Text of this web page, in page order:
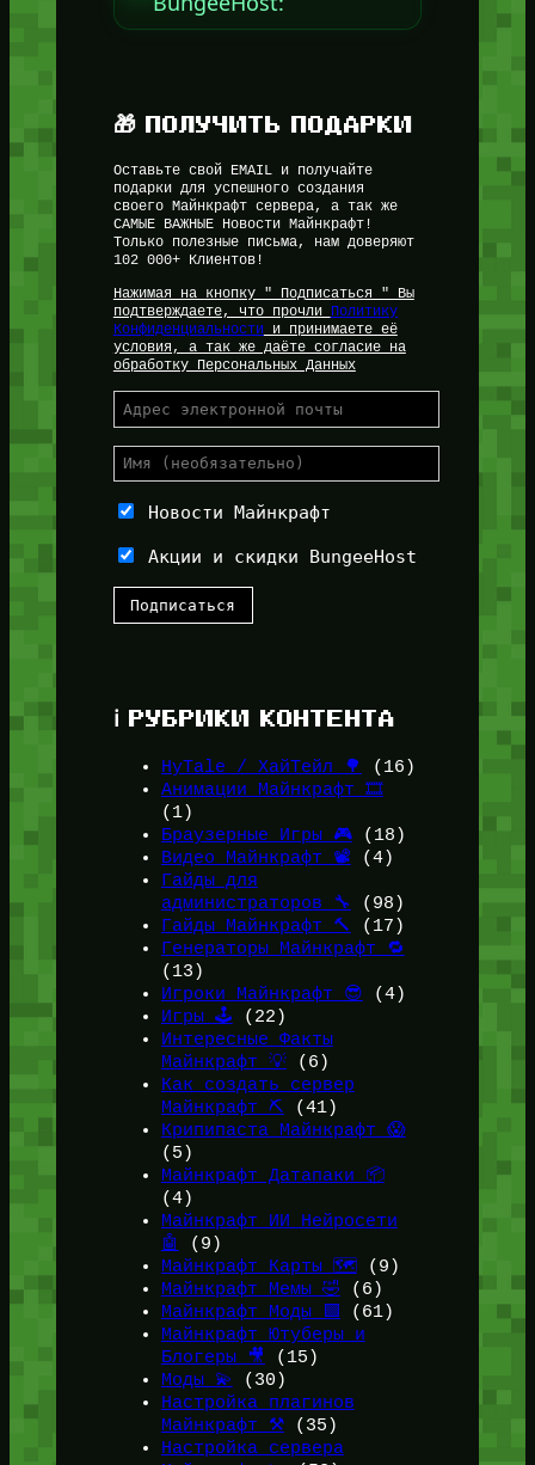
🎁 ПОЛУЧИТЬ ПОДАРКИ
Оставьте свой EMAIL и получайте
подарки для успешного создания
своего Майнкрафт сервера, а так же
САМЫЕ ВАЖНЫЕ Новости Майнкрафт!
Только полезные письма, нам доверяют
102 000+ Клиентов!
Нажимая на кнопку " Подписаться " Вы
подтверждаете, что прочли Политику
Конфиденциальностии принимаете её
условия, а так же даёте согласие на
обработку Персональных Данных
Новости Майнкрафт
Акции и скидки BungeeHost
ℹ️ РУБРИКИ КОНТЕНТА
HyTale / ХайТейл 🌳
(16)
Анимации Майнкрафт 🎞️
(1)
Браузерные Игры 🎮(18)
Видео Майнкрафт 📽️ (4)
Гайды для
администраторов 🔧
(98)
Гайды Майнкрафт 🔨
(17)
Генераторы Майнкрафт 🔁
(13)
Игроки Майнкрафт 😎 (4)
Игры 🕹️ (22)
Интересные Факты
Майнкрафт 💡(6)
Как создать сервер
Майнкрафт ⛏️ (41)
Крипипаста Майнкрафт 😱
(5)
Майнкрафт Датапаки 📦
(4)
Майнкрафт ИИ Нейросети
🤖
(9)
Майнкрафт Карты 🗺️ (9)
Майнкрафт Мемы 🤣 (6)
Майнкрафт Моды 🟩
(61)
Майнкрафт Ютуберы и
Блогеры 🎥
(15)
Моды 💫
(30)
Настройка плагинов
Майнкрафт ⚒️(35)
Настройка сервера